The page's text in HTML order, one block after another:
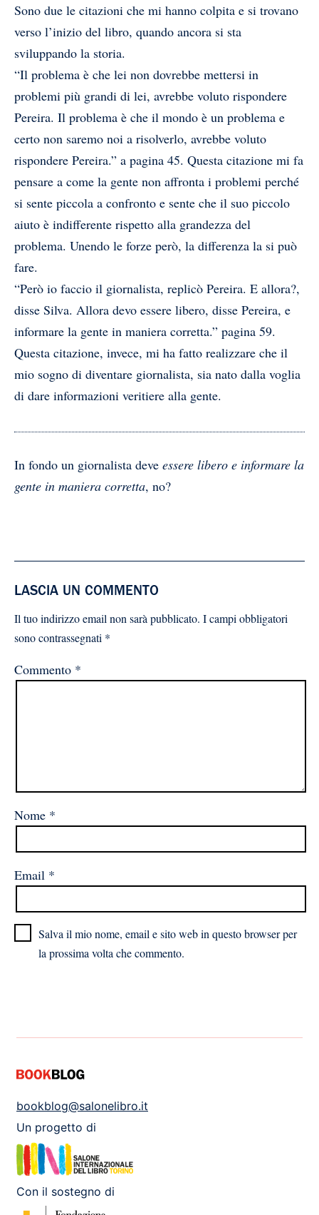
Sono due le citazioni che mi hanno colpita e si trovano
verso l’inizio del libro, quando ancora si sta
sviluppando la storia.
“Il problema è che lei non dovrebbe mettersi in
problemi più grandi di lei, avrebbe voluto rispondere
Pereira. Il problema è che il mondo è un problema e
certo non saremo noi a risolverlo, avrebbe voluto
rispondere Pereira.” a pagina 45. Questa citazione mi fa
pensare a come la gente non affronta i problemi perché
si sente piccola a confronto e sente che il suo piccolo
aiuto è indifferente rispetto alla grandezza del
problema. Unendo le forze però, la differenza la si può
fare.
“Però io faccio il giornalista, replicò Pereira. E allora?,
disse Silva. Allora devo essere libero, disse Pereira, e
informare la gente in maniera corretta.” pagina 59.
Questa citazione, invece, mi ha fatto realizzare che il
mio sogno di diventare giornalista, sia nato dalla voglia
di dare informazioni veritiere alla gente.
In fondo un giornalista deve essere libero e informare la
gente in maniera corretta, no?
LASCIA UN COMMENTO
Il tuo indirizzo email non sarà pubblicato. I campi obbligatori
sono contrassegnati *
Commento *
Nome *
Email *
Salva il mio nome, email e sito web in questo browser per
la prossima volta che commento.
bookblog@salonelibro.it
Un progetto di
Con il sostegno di